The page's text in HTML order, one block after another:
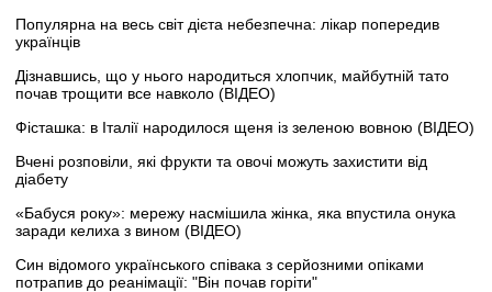
Популярна на весь світ дієта небезпечна: лікар попередив
українців
Дізнавшись, що у нього народиться хлопчик, майбутній тато
почав трощити все навколо (ВІДЕО)
Фісташка: в Італії народилося щеня із зеленою вовною (ВІДЕО)
Вчені розповіли, які фрукти та овочі можуть захистити від
діабету
«Бабуся року»: мережу насмішила жінка, яка впустила онука
заради келиха з вином (ВІДЕО)
Син відомого українського співака з серйозними опіками
потрапив до реанімації: "Він почав горіти"